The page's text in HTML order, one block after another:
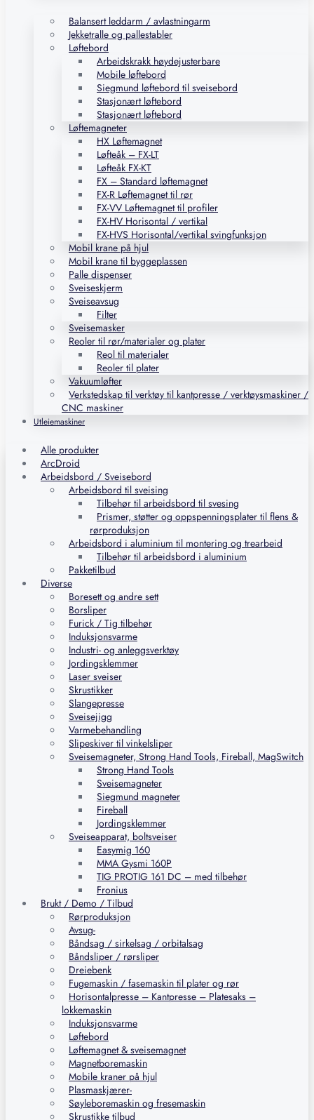
Balansert leddarm / avlastningarm
Jekketralle og pallestabler
Løftebord
Arbeidskrakk høydejusterbare
Mobile løftebord
Siegmund løftebord til sveisebord
Stasjonært løftebord
Stasjonært løftebord
Løftemagneter
HX Løftemagnet
Løfteåk – FX-LT
Løfteåk FX-KT
FX – Standard løftemagnet
FX-R Løftemagnet til rør
FX-VV Løftemagnet til profiler
FX-HV Horisontal / vertikal
FX-HVS Horisontal/vertikal svingfunksjon
Mobil krane på hjul
Mobil krane til byggeplassen
Palle dispenser
Sveiseskjerm
Sveiseavsug
Filter
Sveisemasker
Reoler til rør/materialer og plater
Reol til materialer
Reoler til plater
Vakuumløfter
Verkstedskap til verktøy til kantpresse / verktøysmaskiner /
CNC maskiner
Utleiemaskiner
Alle produkter
ArcDroid
Arbeidsbord / Sveisebord
Arbeidsbord til sveising
Tilbehør til arbeidsbord til svesing
Prismer, støtter og oppspenningsplater til flens &
rørproduksjon
Arbeidsbord i aluminium til montering og trearbeid
Tilbehør til arbeidsbord i aluminium
Pakketilbud
Diverse
Boresett og andre sett
Borsliper
Furick / Tig tilbehør
Induksjonsvarme
Industri- og anleggsverktøy
Jordingsklemmer
Laser sveiser
Skrustikker
Slangepresse
Sveisejigg
Varmebehandling
Slipeskiver til vinkelsliper
Sveisemagneter, Strong Hand Tools, Fireball, MagSwitch
Strong Hand Tools
Sveisemagneter
Siegmund magneter
Fireball
Jordingsklemmer
Sveiseapparat, boltsveiser
Easymig 160
MMA Gysmi 160P
TIG PROTIG 161 DC – med tilbehør
Fronius
Brukt / Demo / Tilbud
Rørproduksjon
Avsug-
Båndsag / sirkelsag / orbitalsag
Båndsliper / rørsliper
Dreiebenk
Fugemaskin / fasemaskin til plater og rør
Horisontalpresse – Kantpresse – Platesaks –
lokkemaskin
Induksjonsvarme
Løftebord
Løftemagnet & sveisemagnet
Magnetboremaskin
Mobile kraner på hjul
Plasmaskjærer-
Søyleboremaskin og fresemaskin
Skrustikke tilbud